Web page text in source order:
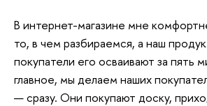
В интернет-магазине мне
то, в чем разбираемся, а наш
покупатели его осваивают за пять
главное, мы делаем наших
— сразу. Они покупают доску,